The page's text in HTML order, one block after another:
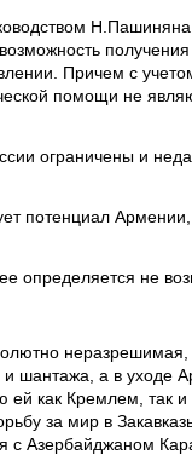
Причем с
помощи не
ограничены и
потенциал
определяется не
неразрешимая,
шантажа, а в уходе
как Кремлем, так
за мир в
с Азербайджаном